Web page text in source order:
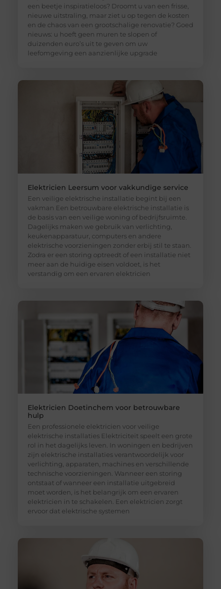
een beetje inspiratieloos? Droomt u van een frisse,
nieuwe uitstraling, maar ziet u op tegen de kosten
en de chaos van een grootschalige renovatie? Goed
nieuws: u hoeft geen muren te slopen of
duizenden euro’s uit te geven om uw
leefomgeving een aanzienlijke upgrade
Elektricien Leersum voor vakkundige service
Een veilige elektrische installatie begint bij een
vakman Een betrouwbare elektrische installatie is
de basis van een veilige woning of bedrijfsruimte.
Dagelijks maken we gebruik van verlichting,
keukenapparatuur, computers en andere
elektrische voorzieningen zonder erbij stil te staan.
Zodra er een storing optreedt of een installatie niet
meer aan de huidige eisen voldoet, is het
verstandig om een ervaren elektricien
Elektricien Doetinchem voor betrouwbare
hulp
Een professionele elektricien voor veilige
elektrische installaties Elektriciteit speelt een grote
rol in het dagelijks leven. In woningen en bedrijven
zijn elektrische installaties verantwoordelijk voor
verlichting, apparaten, machines en verschillende
technische voorzieningen. Wanneer een storing
ontstaat of wanneer een installatie uitgebreid
moet worden, is het belangrijk om een ervaren
elektricien in te schakelen. Een elektricien zorgt
ervoor dat elektrische systemen